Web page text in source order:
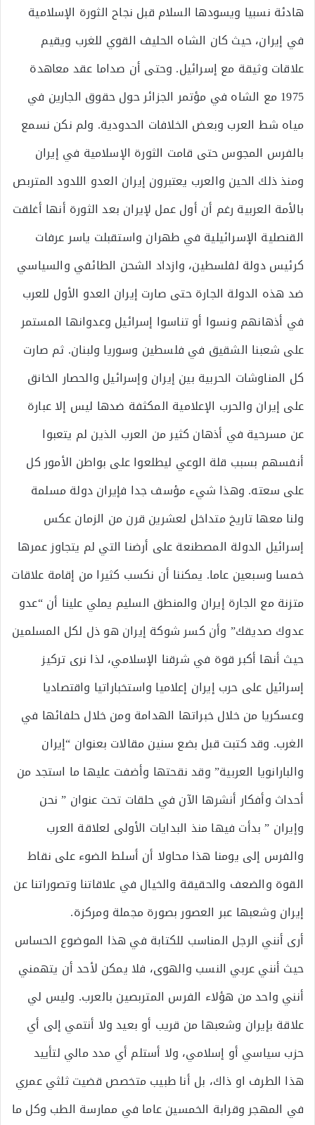
هادئة نسبيا ويسودها السلام قبل نجاح الثورة الإسلامية
في إيران، حيث كان الشاه الحليف القوي للغرب ويقيم
علاقات وثيقة مع إسرائيل. وحتى أن صداما عقد معاهدة
1975 مع الشاه في مؤتمر الجزائر حول حقوق الجارين في
مياه شط العرب وبعض الخلافات الحدودية. ولم نكن نسمع
بالفرس المجوس حتى قامت الثورة الإسلامية في إيران
ومنذ ذلك الحين والعرب يعتبرون إيران العدو اللدود المتربص
بالأمة العربية رغم أن أول عمل لإيران بعد الثورة أنها أغلقت
القنصلية الإسرائيلية في طهران واستقبلت ياسر عرفات
كرئيس دولة لفلسطين، وازداد الشحن الطائفي والسياسي
ضد هذه الدولة الجارة حتى صارت إيران العدو الأول للعرب
في أذهانهم ونسوا أو تناسوا إسرائيل وعدوانها المستمر
على شعبنا الشقيق في فلسطين وسوريا ولبنان. ثم صارت
كل المناوشات الحربية بين إيران وإسرائيل والحصار الخانق
على إيران والحرب الإعلامية المكثفة ضدها ليس إلا عبارة
عن مسرحية في أذهان كثير من العرب الذين لم يتعبوا
أنفسهم بسبب قلة الوعي ليطلعوا على بواطن الأمور كل
على سعته. وهذا شيء مؤسف جدا فإيران دولة مسلمة
ولنا معها تاريخ متداخل لعشرين قرن من الزمان عكس
إسرائيل الدولة المصطنعة على أرضنا التي لم يتجاوز عمرها
خمسا وسبعين عاما. يمكننا أن نكسب كثيرا من إقامة علاقات
متزنة مع الجارة إيران والمنطق السليم يملي علينا أن “عدو
عدوك صديقك” وأن كسر شوكة إيران هو ذل لكل المسلمين
حيث أنها أكبر قوة في شرقنا الإسلامي، لذا نرى تركيز
إسرائيل على حرب إيران إعلاميا واستخباراتيا واقتصاديا
وعسكريا من خلال خبراتها الهدامة ومن خلال حلفائها في
الغرب. وقد كتبت قبل بضع سنين مقالات بعنوان “إيران
والبارانويا العربية” وقد نقحتها وأضفت عليها ما استجد من
أحداث وأفكار أنشرها الآن في حلقات تحت عنوان ” نحن
وإيران ” بدأت فيها منذ البدايات الأولى لعلاقة العرب
والفرس إلى يومنا هذا محاولا أن أسلط الضوء على نقاط
القوة والضعف والحقيقة والخيال في علاقاتنا وتصوراتنا عن
إيران وشعبها عبر العصور بصورة مجملة ومركزة.
أرى أنني الرجل المناسب للكتابة في هذا الموضوع الحساس
حيث أنني عربي النسب والهوى، فلا يمكن لأحد أن يتهمني
أنني واحد من هؤلاء الفرس المتربصين بالعرب. وليس لي
علاقة بإيران وشعبها من قريب أو بعيد ولا أنتمي إلى أي
حزب سياسي أو إسلامي، ولا أستلم أي مدد مالي لتأييد
هذا الطرف او ذاك، بل أنا طبيب متخصص قضيت ثلثي عمري
في المهجر وقرابة الخمسين عاما في ممارسة الطب وكل ما